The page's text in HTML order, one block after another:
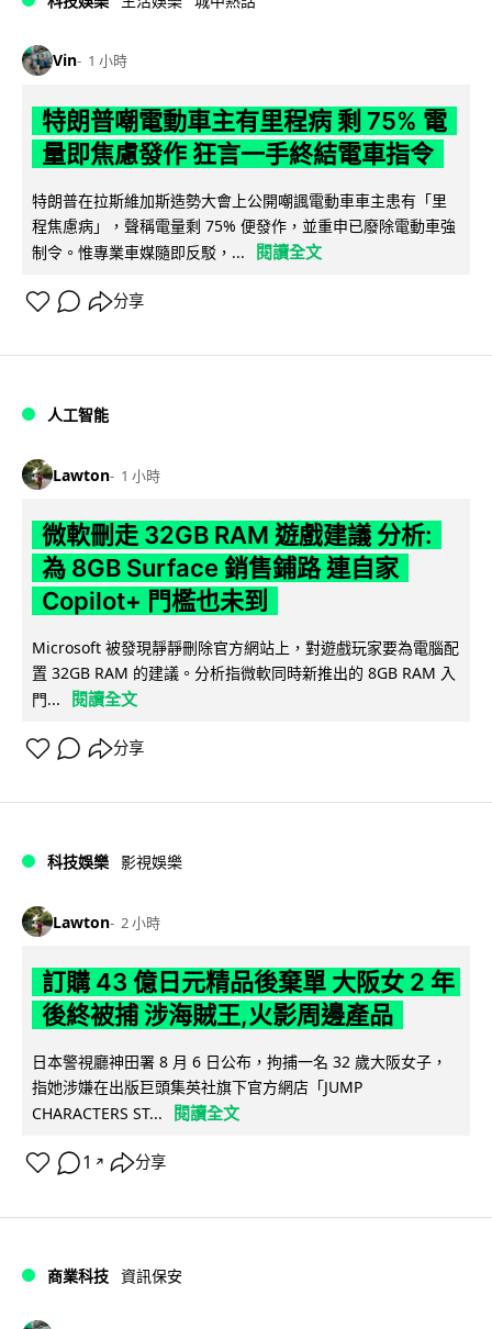
Vin 1 小時
特朗普嘲電動車主有里程病 剩 75% 電
量即焦慮發作 狂言一手終結電車指令
特朗普在拉斯維加斯造勢大會上公開嘲諷電動車車主患有「里
程焦慮病」，聲稱電量剩 75% 便發作，並重申已廢除電動車強
制令。惟專業車媒隨即反駁，...
閱讀全文
分享
人工智能
Lawton 1 小時
微軟刪走 32GB RAM 遊戲建議 分析:
為 8GB Surface 銷售鋪路 連自家
Copilot+ 門檻也未到
Microsoft 被發現靜靜刪除官方網站上，對遊戲玩家要為電腦配
置 32GB RAM 的建議。分析指微軟同時新推出的 8GB RAM 入
門...
閱讀全文
分享
科技娛樂 影視娛樂
Lawton 2 小時
訂購 43 億日元精品後棄單 大阪女 2 年
後終被捕 涉海賊王,火影周邊產品
日本警視廳神田署 8 月 6 日公布，拘捕一名 32 歲大阪女子，
指她涉嫌在出版巨頭集英社旗下官方網店「JUMP
CHARACTERS ST...
閱讀全文
1 ↗ 分享
商業科技 資訊保安